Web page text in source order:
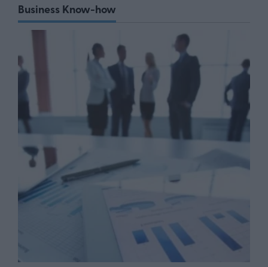
Business Know-how